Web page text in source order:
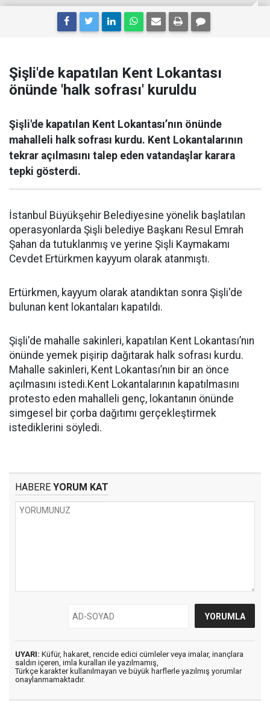
Şişli'de kapatılan Kent Lokantası
önünde 'halk sofrası' kuruldu
Şişli'de kapatılan Kent Lokantası’nın önünde
mahalleli halk sofrası kurdu. Kent Lokantalarının
tekrar açılmasını talep eden vatandaşlar karara
tepki gösterdi.
İstanbul Büyükşehir Belediyesine yönelik başlatılan
operasyonlarda Şişli belediye Başkanı Resul Emrah
Şahan da tutuklanmış ve yerine Şişli Kaymakamı
Cevdet Ertürkmen kayyum olarak atanmıştı.
Ertürkmen, kayyum olarak atandıktan sonra Şişli'de
bulunan kent lokantaları kapatıldı.
Şişli'de mahalle sakinleri, kapatılan Kent Lokantası’nın
önünde yemek pişirip dağıtarak halk sofrası kurdu.
Mahalle sakinleri, Kent Lokantası’nın bir an önce
açılmasını istedi.Kent Lokantalarının kapatılmasını
protesto eden mahalleli genç, lokantanın önünde
simgesel bir çorba dağıtımı gerçekleştirmek
istediklerini söyledi.
HABERE YORUM KAT
UYARI: Küfür, hakaret, rencide edici cümleler veya imalar, inançlara
saldırı içeren, imla kuralları ile yazılmamış,
Türkçe karakter kullanılmayan ve büyük harflerle yazılmış yorumlar
onaylanmamaktadır.